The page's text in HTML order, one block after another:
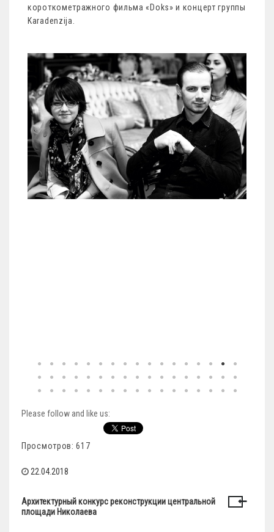
короткометражного фильма «Doks» и концерт группы
Karadenzija.
Please follow and like us:
Просмотров: 617
22.04.2018
Архитектурный конкурс реконструкции центральной
площади Николаева